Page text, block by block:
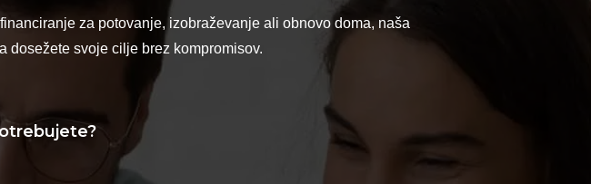
za potovanje, izobraževanje ali obnovo doma, naša
dosežete svoje cilje brez kompromisov.